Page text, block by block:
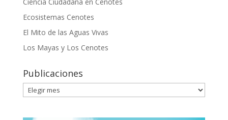
Ecosistemas Cenotes
El Mito de las Aguas Vivas
Los Mayas y Los Cenotes
Publicaciones
Publicaciones